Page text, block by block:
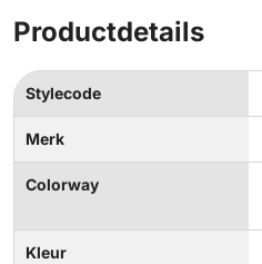
Productdetails
Stylecode
Merk
Colorway
Kleur